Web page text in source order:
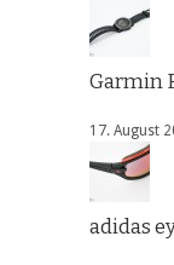
Garmin
17. August
adidas